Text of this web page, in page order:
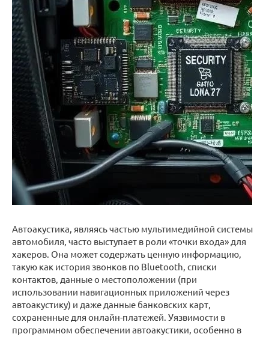
Автоакустика, являясь частью мультимедийной системы
автомобиля, часто выступает в роли «точки входа» для
хакеров. Она может содержать ценную информацию,
такую как история звонков по Bluetooth, списки
контактов, данные о местоположении (при
использовании навигационных приложений через
автоакустику) и даже данные банковских карт,
сохраненные для онлайн-платежей. Уязвимости в
программном обеспечении автоакустики, особенно в